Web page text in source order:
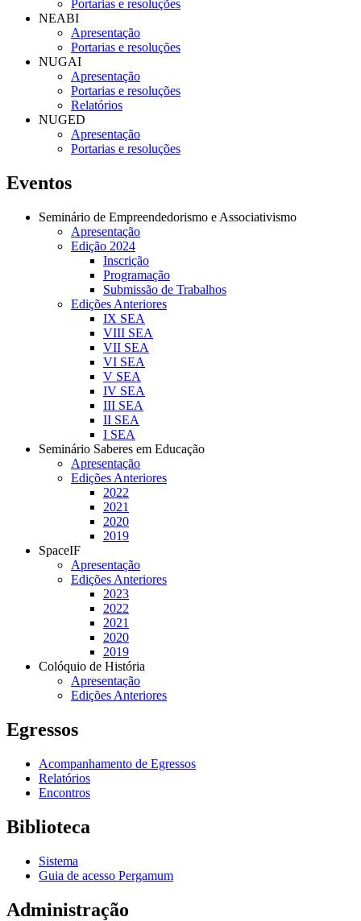
Portarias e resoluções
NEABI
Apresentação
Portarias e resoluções
NUGAI
Apresentação
Portarias e resoluções
Relatórios
NUGED
Apresentação
Portarias e resoluções
Eventos
Seminário de Empreendedorismo e Associativismo
Apresentação
Edição 2024
Inscrição
Programação
Submissão de Trabalhos
Edições Anteriores
IX SEA
VIII SEA
VII SEA
VI SEA
V SEA
IV SEA
III SEA
II SEA
I SEA
Seminário Saberes em Educação
Apresentação
Edições Anteriores
2022
2021
2020
2019
SpaceIF
Apresentação
Edições Anteriores
2023
2022
2021
2020
2019
Colóquio de História
Apresentação
Edições Anteriores
Egressos
Acompanhamento de Egressos
Relatórios
Encontros
Biblioteca
Sistema
Guia de acesso Pergamum
Administração